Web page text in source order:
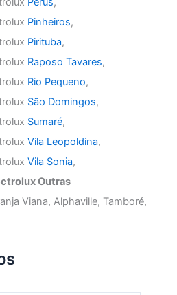
Pinheiros,
Pirituba,
Raposo Tavares,
Rio Pequeno,
São Domingos,
Sumaré,
Vila Leopoldina,
Vila Sonia,
Outras
Viana, Alphaville, Tamboré,